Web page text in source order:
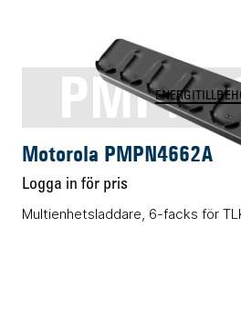
Motorola PMPN4662A
Logga in för pris
Multienhetsladdare, 6-facks för